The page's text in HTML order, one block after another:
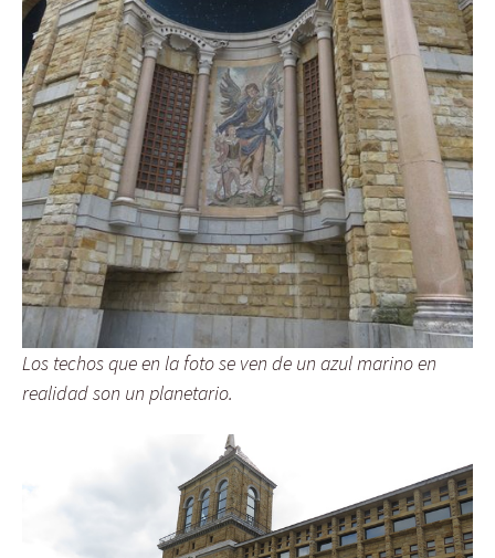
Los techos que en la foto se ven de un azul marino en
realidad son un planetario.